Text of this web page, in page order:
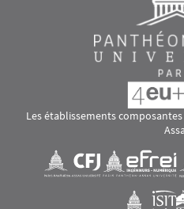
Les établissements
Visuel svgVisuel svg
Visuel svg